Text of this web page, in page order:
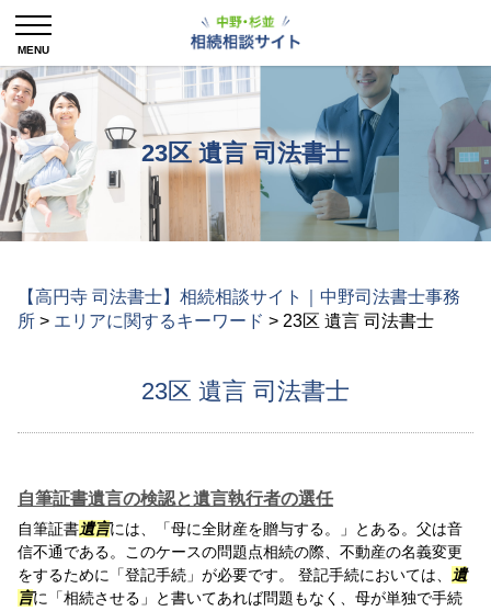
23区 遺言 司法書士
【高円寺 司法書士】相続相談サイト｜中野司法書士事務
所 > エリアに関するキーワード > 23区 遺言 司法書士
23区 遺言 司法書士
自筆証書遺言の検認と遺言執行者の選任
自筆証書遺言には、「母に全財産を贈与する。」とある。父は音
信不通である。このケースの問題点相続の際、不動産の名義変更
をするために「登記手続」が必要です。 登記手続においては、
遺
言に「相続させる」と書いてあれば問題もなく、母が単独で手続